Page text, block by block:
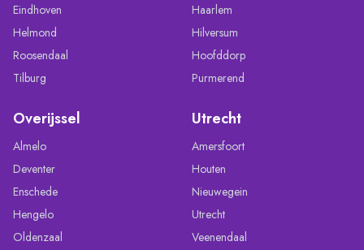
Eindhoven
Helmond
Roosendaal
Tilburg
Haarlem
Hilversum
Hoofddorp
Purmerend
Overijssel
Almelo
Deventer
Enschede
Hengelo
Oldenzaal
Utrecht
Amersfoort
Houten
Nieuwegein
Utrecht
Veenendaal